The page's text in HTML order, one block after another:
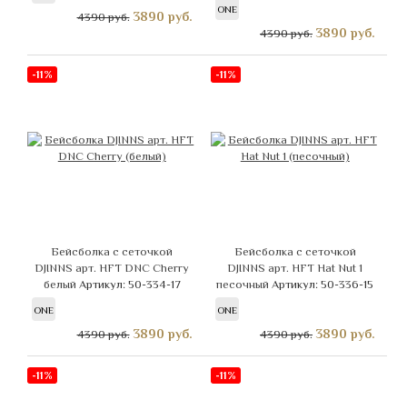
4390 руб. 3890 руб. ONE
4390 руб. 3890 руб.
-11%
Бейсболка с сеточкой
DJINNS арт. HFT DNC Cherry
белый Артикул: 50-334-17
ONE
4390 руб. 3890 руб.
-11%
Бейсболка с сеточкой
DJINNS арт. HFT Hat Nut 1
песочныйАртикул: 50-336-15
ONE
4390 руб. 3890 руб.
-11% -11%